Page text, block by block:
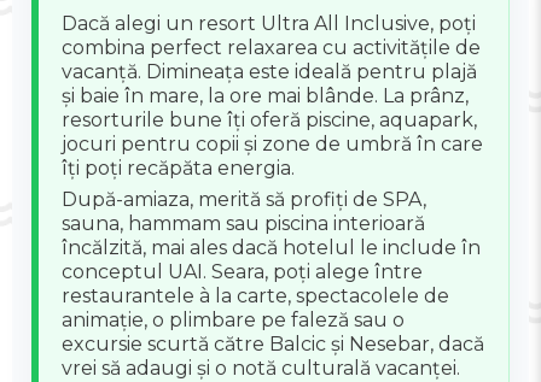
Dacă alegi un resort Ultra All Inclusive, poți
combina perfect relaxarea cu activitățile de
vacanță. Dimineața este ideală pentru plajă
și baie în mare, la ore mai blânde. La prânz,
resorturile bune îți oferă piscine, aquapark,
jocuri pentru copii și zone de umbră în care
îți poți recăpăta energia.
După-amiaza, merită să profiți de SPA,
sauna, hammam sau piscina interioară
încălzită, mai ales dacă hotelul le include în
conceptul UAI. Seara, poți alege între
restaurantele à la carte, spectacolele de
animație, o plimbare pe faleză sau o
excursie scurtă către Balcic și Nesebar, dacă
vrei să adaugi și o notă culturală vacanței.